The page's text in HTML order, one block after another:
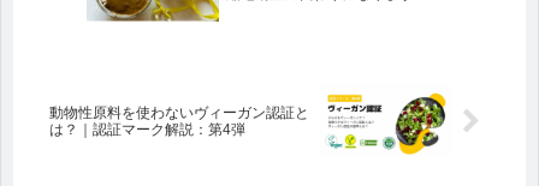
動物性原料を使わないヴィーガン認証と
は？｜認証マーク解説：第4弾